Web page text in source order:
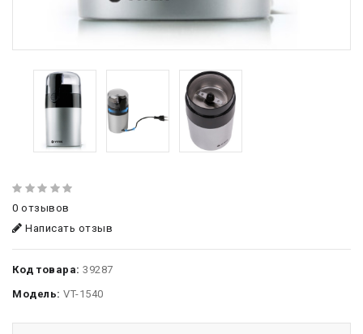
0 отзывов
Написать отзыв
Код товара: 39287
Модель: VT-1540